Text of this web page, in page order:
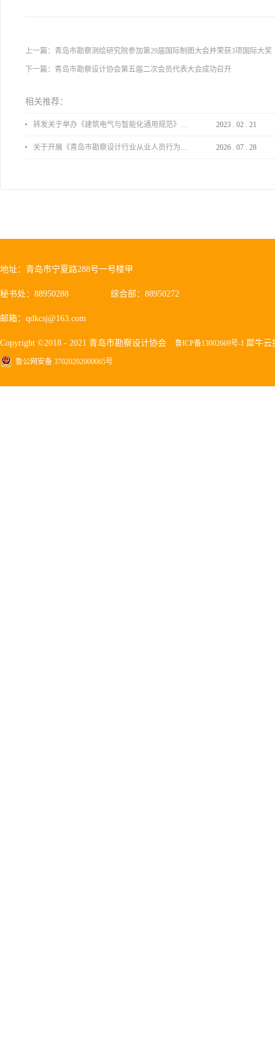
上一篇： 青岛市勘察测绘研究院参加第29届国际制图大会并荣获3项国际大奖
下一篇： 青岛市勘察设计协会第五届二次会员代表大会成功召开
相关推荐：
转发关于举办《建筑电气与智能化通用规范》 GB55024-2022公益宣贯的通知 2023 . 02 . 21
关于开展《青岛市勘察设计行业从业人员行为导则》、《青岛市住宅工程设计审查品质提升指引（2026版）》宣贯活动的通知 2026 . 07 . 28
地址：青岛市宁夏路288号一号楼甲
秘书处：88950288 综合部：88950272
邮箱：qdkcsj@163.com
Copyright ©2018 - 2021 青岛市勘察设计协会 鲁ICP备13002669号-1 犀牛云
鲁公网安备 37020202000065号